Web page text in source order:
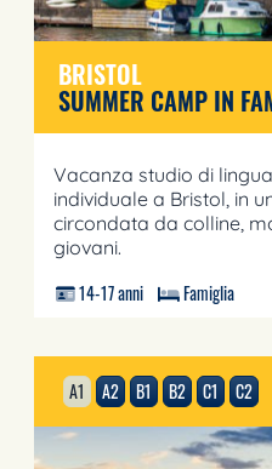
BRISTOL
SUMMER CAMP IN
14-17 anni Famiglia
Vacanza studio di
individuale a Bristol, in
circondata da colline,
giovani.
A1 A2 B1 B2 C1 C2